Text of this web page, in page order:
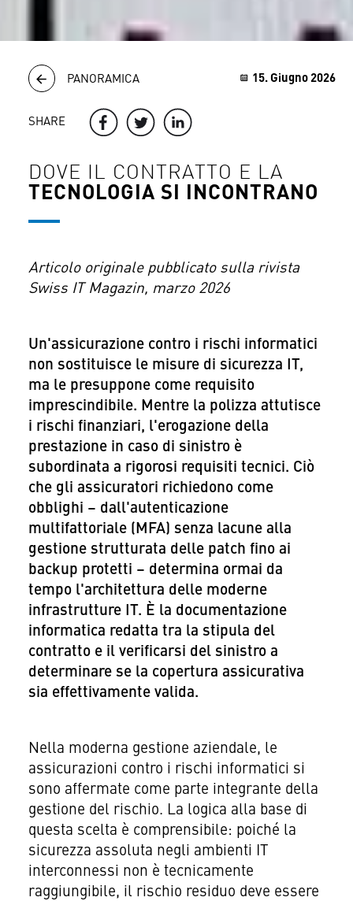
PANORAMICA
SHARE
15. Giugno 2026
DOVE IL CONTRATTO E LA
TECNOLOGIA SI INCONTRANO
Articolo originale pubblicato sulla rivista
Swiss IT Magazin, marzo 2026
Un'assicurazione contro i rischi informatici
non sostituisce le misure di sicurezza IT,
ma le presuppone come requisito
imprescindibile. Mentre la polizza attutisce
i rischi finanziari, l'erogazione della
prestazione in caso di sinistro è
subordinata a rigorosi requisiti tecnici. Ciò
che gli assicuratori richiedono come
obblighi – dall'autenticazione
multifattoriale (MFA) senza lacune alla
gestione strutturata delle patch fino ai
backup protetti – determina ormai da
tempo l'architettura delle moderne
infrastrutture IT. È la documentazione
informatica redatta tra la stipula del
contratto e il verificarsi del sinistro a
determinare se la copertura assicurativa
sia effettivamente valida.
Nella moderna gestione aziendale, le
assicurazioni contro i rischi informatici si
sono affermate come parte integrante della
gestione del rischio. La logica alla base di
questa scelta è comprensibile: poiché la
sicurezza assoluta negli ambienti IT
interconnessi non è tecnicamente
raggiungibile, il rischio residuo deve essere